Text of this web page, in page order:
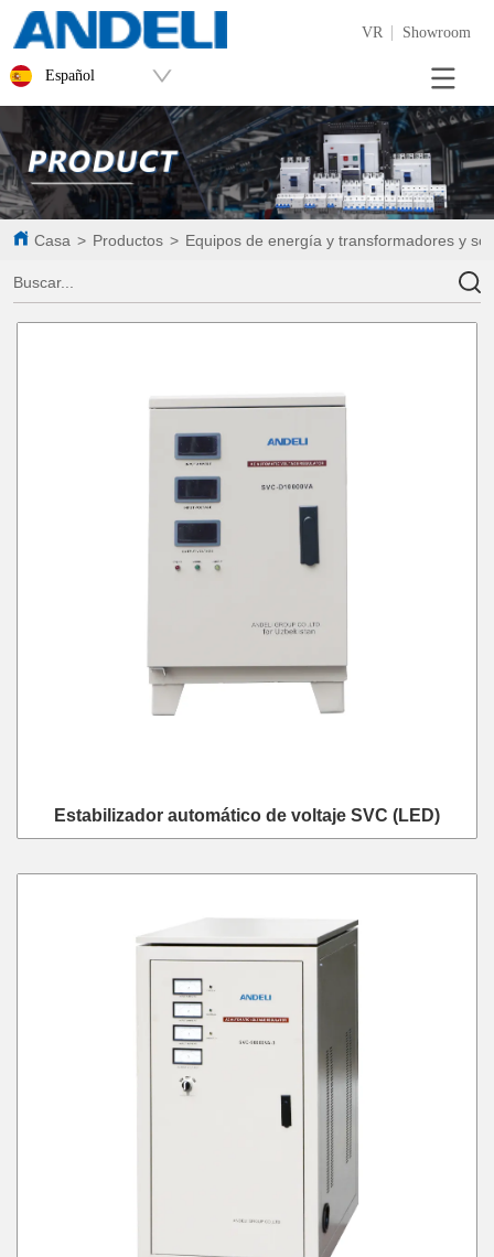
VR Showroom
Español
Casa > Productos > Equipos de energía y transformadores y
Estabilizador automático de voltaje SVC (LED)